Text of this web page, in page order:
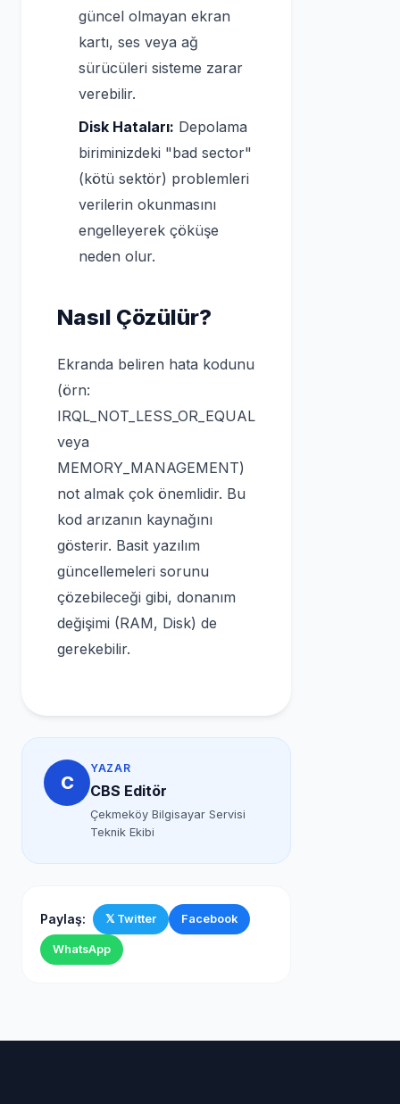
güncel olmayan ekran
kartı, ses veya ağ
sürücüleri sisteme zarar
verebilir.
Disk Hataları: Depolama
biriminizdeki "bad sector"
(kötü sektör) problemleri
verilerin okunmasını
engelleyerek çöküşe
neden olur.
Nasıl Çözülür?
Ekranda beliren hata kodunu
(örn:
IRQL_NOT_LESS_OR_EQUAL
veya
MEMORY_MANAGEMENT)
not almak çok önemlidir. Bu
kod arızanın kaynağını
gösterir. Basit yazılım
güncellemeleri sorunu
çözebileceği gibi, donanım
değişimi (RAM, Disk) de
gerekebilir.
C
YAZAR
CBS Editör
Çekmeköy Bilgisayar Servisi
Teknik Ekibi
Paylaş: 𝕏 Twitter Facebook
WhatsApp